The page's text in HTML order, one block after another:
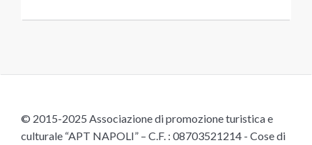
© 2015-2025 Associazione di promozione turistica e
culturale “APT NAPOLI” – C.F. : 08703521214 - Cose di